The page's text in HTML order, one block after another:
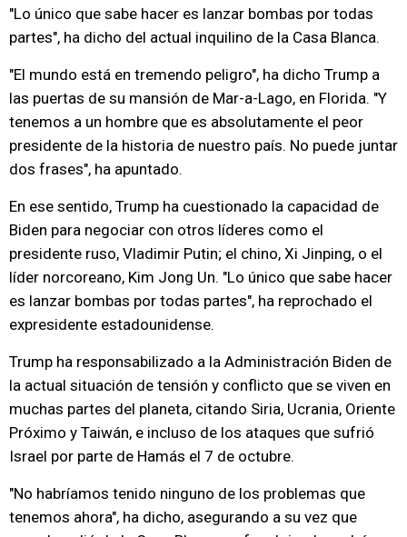
"Lo único que sabe hacer es lanzar bombas por todas
partes", ha dicho del actual inquilino de la Casa Blanca.
"El mundo está en tremendo peligro", ha dicho Trump a
las puertas de su mansión de Mar-a-Lago, en Florida. "Y
tenemos a un hombre que es absolutamente el peor
presidente de la historia de nuestro país. No puede juntar
dos frases", ha apuntado.
En ese sentido, Trump ha cuestionado la capacidad de
Biden para negociar con otros líderes como el
presidente ruso, Vladimir Putin; el chino, Xi Jinping, o el
líder norcoreano, Kim Jong Un. "Lo único que sabe hacer
es lanzar bombas por todas partes", ha reprochado el
expresidente estadounidense.
Trump ha responsabilizado a la Administración Biden de
la actual situación de tensión y conflicto que se viven en
muchas partes del planeta, citando Siria, Ucrania, Oriente
Próximo y Taiwán, e incluso de los ataques que sufrió
Israel por parte de Hamás el 7 de octubre.
"No habríamos tenido ninguno de los problemas que
tenemos ahora", ha dicho, asegurando a su vez que